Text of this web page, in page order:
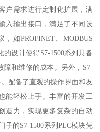
户需求进行定制化扩展，满
入输出接口，满足了不同设
如PROFINET、MODBUS
设计使得S7-1500系列具备
障和维修的成本。另外，S7-
配备了直观的操作界面和友
能轻松上手。丰富的开发工
造力，实现更多复杂的自动
子的S7-1500系列PLC模块凭